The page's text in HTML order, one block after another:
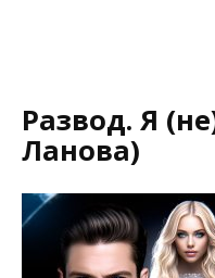
Развод. Я
Ланова)